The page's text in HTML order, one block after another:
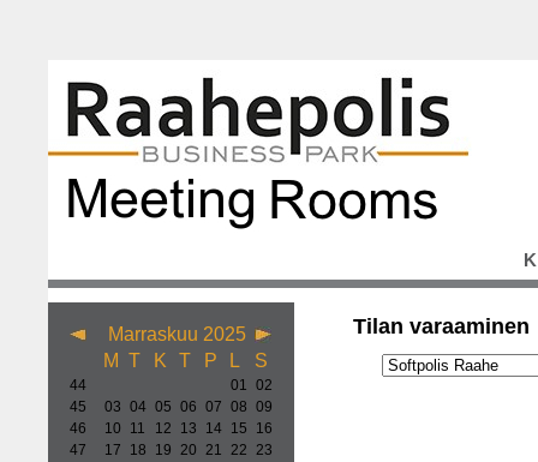
Marraskuu 2025
M T K T P L S
44 01 02
45
03 04 05 06 07 08 09
46
10 11 12 13 14 15
16
47
17 18 19 20 21 22 23
Tilan varaaminen